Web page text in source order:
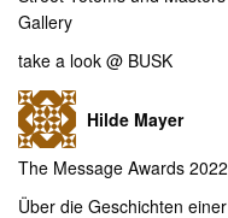
Gallery
take a look @ BUSK
Hilde Mayer
The Message Awards
Über die Geschichten